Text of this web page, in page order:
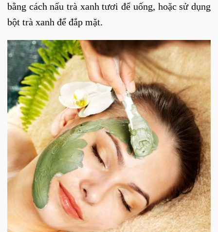
bằng cách nấu trà xanh tươi để uống, hoặc sử dụng
bột trà xanh để đắp mặt.